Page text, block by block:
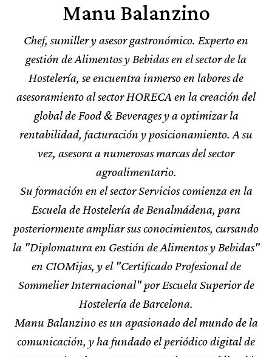
Manu Balanzino
Chef, sumiller y asesor gastronómico. Experto en
gestión de Alimentos y Bebidas en el sector de la
Hostelería, se encuentra inmerso en labores de
asesoramiento al sector HORECA en la creación del
global de Food & Beverages y a optimizar la
rentabilidad, facturación y posicionamiento. A su
vez, asesora a numerosas marcas del sector
agroalimentario.
Su formación en el sector Servicios comienza en la
Escuela de Hostelería de Benalmádena, para
posteriormente ampliar sus conocimientos, cursando
la "Diplomatura en Gestión de Alimentos y Bebidas"
en CIOMijas, y el "Certificado Profesional de
Sommelier Internacional" por Escuela Superior de
Hostelería de Barcelona.
Manu Balanzino es un apasionado del mundo de la
comunicación, y ha fundado el periódico digital de